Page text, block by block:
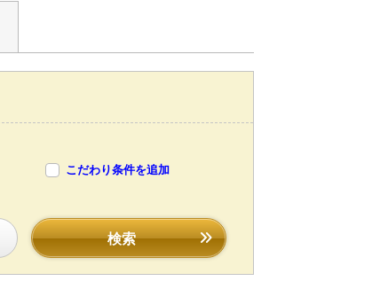
こだわり条件を追加
検索